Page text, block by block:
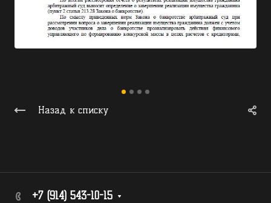
Назад к списку
+7 (914) 543-10-15